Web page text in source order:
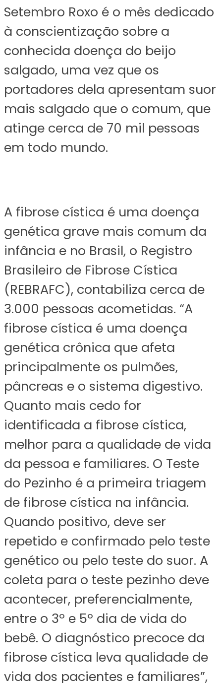
Setembro Roxo é o mês dedicado
à conscientização sobre a
conhecida doença do beijo
salgado, uma vez que os
portadores dela apresentam suor
mais salgado que o comum, que
atinge cerca de 70 mil pessoas
em todo mundo.
A fibrose cística é uma doença
genética grave mais comum da
infância e no Brasil, o Registro
Brasileiro de Fibrose Cística
(REBRAFC), contabiliza cerca de
3.000 pessoas acometidas. “A
fibrose cística é uma doença
genética crônica que afeta
principalmente os pulmões,
pâncreas e o sistema digestivo.
Quanto mais cedo for
identificada a fibrose cística,
melhor para a qualidade de vida
da pessoa e familiares. O Teste
do Pezinho é a primeira triagem
de fibrose cística na infância.
Quando positivo, deve ser
repetido e confirmado pelo teste
genético ou pelo teste do suor. A
coleta para o teste pezinho deve
acontecer, preferencialmente,
entre o 3º e 5º dia de vida do
bebê. O diagnóstico precoce da
fibrose cística leva qualidade de
vida dos pacientes e familiares”,